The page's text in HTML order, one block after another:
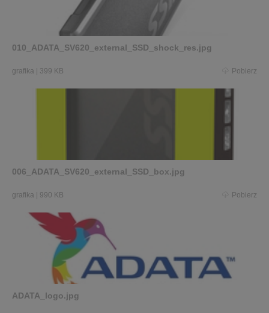
010_ADATA_SV620_external_SSD_shock_res.jpg
grafika 399 KB Pobierz
006_ADATA_SV620_external_SSD_box.jpg
grafika 990 KB Pobierz
ADATA_logo.jpg